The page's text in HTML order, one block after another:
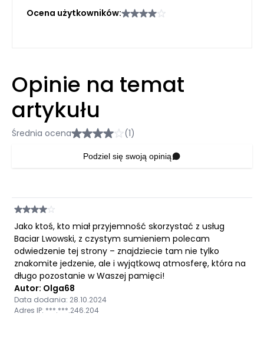
Ocena użytkowników:
Opinie na temat
artykułu
Średnia ocena (1)
Podziel się swoją opinią
Jako ktoś, kto miał przyjemność skorzystać z usług
Baciar Lwowski, z czystym sumieniem polecam
odwiedzenie tej strony – znajdziecie tam nie tylko
znakomite jedzenie, ale i wyjątkową atmosferę, która na
długo pozostanie w Waszej pamięci!
Autor: Olga68
Data dodania: 28.10.2024
Adres IP: ***.***.246.204